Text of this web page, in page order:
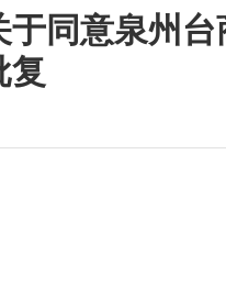
同意泉州
复